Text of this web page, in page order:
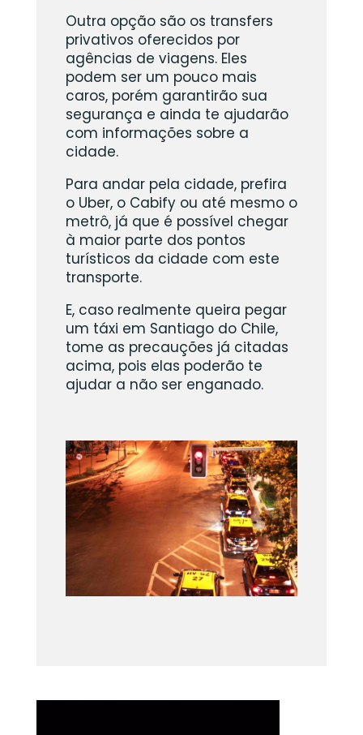
Outra opção são os transfers
privativos oferecidos por
agências de viagens. Eles
podem ser um pouco mais
caros, porém garantirão sua
segurança e ainda te ajudarão
com informações sobre a
cidade.
Para andar pela cidade, prefira
o Uber, o Cabify ou até mesmo o
metrô, já que é possível chegar
à maior parte dos pontos
turísticos da cidade com este
transporte.
E, caso realmente queira pegar
um táxi em Santiago do Chile,
tome as precauções já citadas
acima, pois elas poderão te
ajudar a não ser enganado.